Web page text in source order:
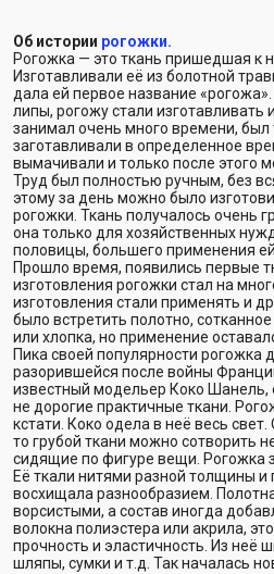
Об истории рогожки.
Рогожка — это ткань пришедшая к
Изготавливали её из болотной
дала ей первое название
липы, рогожу стали изготавливать
занимал очень много времени, был
заготавливали в определенное
вымачивали и только после этого
Труд был полностью ручным, без
этому за день можно было
рогожки. Ткань получалось очень
она только для хозяйственных
половицы, большего применения
Прошло время, появились первые
изготовления рогожки стал на
изготовления стали применять и
было встретить полотно,
или хлопка, но применение
Пика своей популярности рогожка
разорившейся после войны
известный модельер Коко Шанель,
не дорогие практичные ткани.
кстати. Коко одела в неё весь
то грубой ткани можно сотворить
сидящие по фигуре вещи. Рогожка
Её ткали нитями разной толщины и
восхищала разнообразием.
ворсистыми, а состав иногда
волокна полиэстера или акрила,
прочность и эластичность. Из неё
шляпы, сумки и т.д. Так началась